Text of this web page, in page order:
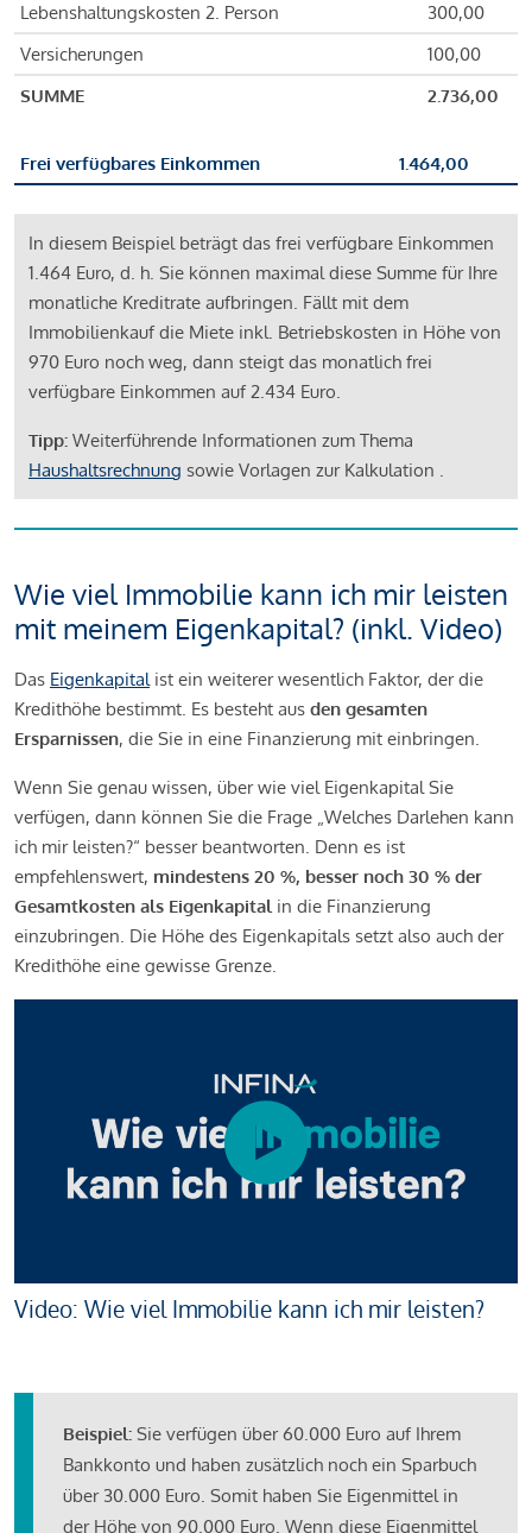
Lebenshaltungskosten 2. Person
300,00
Versicherungen
100,00
SUMME
2.736,00
Frei verfügbares Einkommen 1.464,00
In diesem Beispiel beträgt das frei verfügbare Einkommen
1.464 Euro, d. h. Sie können maximal diese Summe für Ihre
monatliche Kreditrate aufbringen. Fällt mit dem
Immobilienkauf die Miete inkl. Betriebskosten in Höhe von
970 Euro noch weg, dann steigt das monatlich frei
verfügbare Einkommen auf 2.434 Euro.
Tipp: Weiterführende Informationen zum Thema
Haushaltsrechnung sowie Vorlagen zur Kalkulation .
Wie viel Immobilie kann ich mir leisten
mit meinem Eigenkapital? (inkl. Video)
Das Eigenkapitalist ein weiterer wesentlich Faktor, der die
Kredithöhe bestimmt. Es besteht aus den gesamten
Ersparnissen, die Sie in eine Finanzierung mit einbringen.
Wenn Sie genau wissen, über wie viel Eigenkapital Sie
verfügen, dann können Sie die Frage „Welches Darlehen kann
ich mir leisten?“ besser beantworten. Denn es ist
empfehlenswert, mindestens 20 %, besser noch 30 % der
Gesamtkosten als Eigenkapital in die Finanzierung
einzubringen. Die Höhe des Eigenkapitals setzt also auch der
Kredithöhe eine gewisse Grenze.
Video: Wie viel Immobilie kann ich mir leisten?
Beispiel: Sie verfügen über 60.000 Euro auf Ihrem
Bankkonto und haben zusätzlich noch ein Sparbuch
über 30.000 Euro. Somit haben Sie Eigenmittel in
der Höhe von 90.000 Euro. Wenn diese Eigenmittel